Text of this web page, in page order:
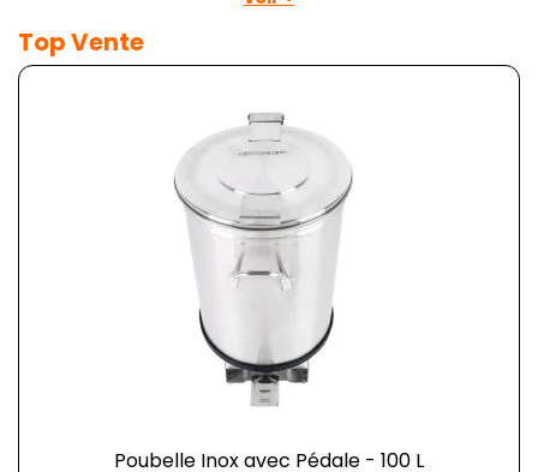
Top Vente
Poubelle Inox avec Pédale - 100 L